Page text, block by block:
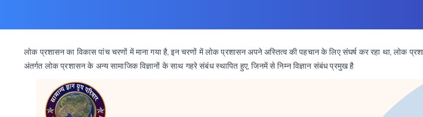
लोक प्रशासन का विकास पांच चरणों में माना गया है,इन चरणों में लोक प्रशासन अपने अस्तित्व की पहचान के लिए संघर्ष कर रहा था,लोक
अंतर्गत लोक प्रशासन के अन्य सामाजिक विज्ञानों के साथ गहरे संबंध स्थापित हुए,जिनमें से निम्न विज्ञान संबंध प्रमुख है